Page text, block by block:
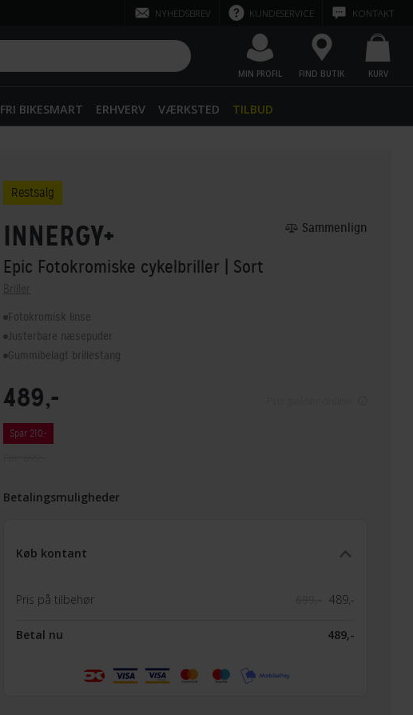
NYHEDSBREV KUNDESERVICE KONTAKT
MIN PROFIL FIND BUTIK KURV
FRI BIKESMART ERHVERV VÆRKSTED TILBUD
Restsalg
INNERGY+
Epic Fotokromiske cykelbriller | Sort
Briller
Fotokromisk linse
Justerbare næsepuder
Gummibelagt brillestang
Sammenlign
489,-
Spar 210,-
Betalingsmuligheder
Køb kontant
Pris på tilbehør 489,-
Betal nu 489,-